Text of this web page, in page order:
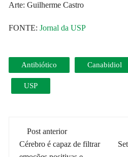
Arte: Guilherme Castro
FONTE:Jornal da USP
Antibiótico Canabidiol
USP
Navegação
de
Post anterior
Cérebro é capaz de filtrar